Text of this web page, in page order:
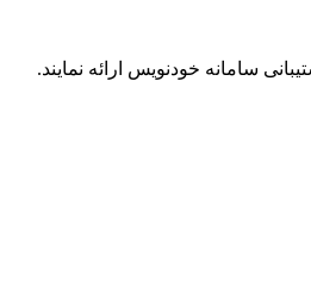
سامانه خودنویس ارائه نمایند.